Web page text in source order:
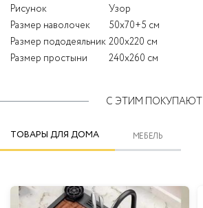
Рисунок
Узор
Размер наволочек
50x70+5 см
Размер пододеяльник 200x220 см
Размер простыни
240x260 см
С ЭТИМ ПОКУПАЮТ
ТОВАРЫ ДЛЯ ДОМА МЕБЕЛЬ